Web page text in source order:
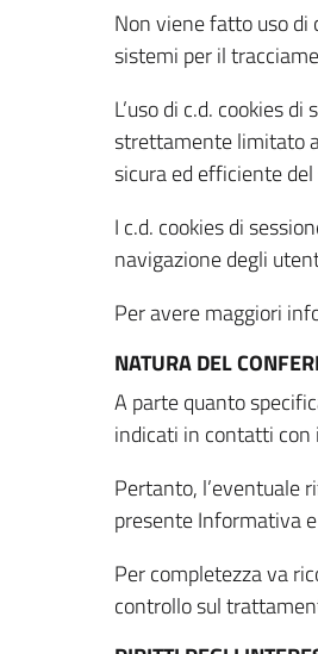
Non viene fatto uso di
sistemi per il
L’uso di c.d. cookies
strettamente limitato
sicura ed efficiente
I c.d. cookies di
navigazione degli
Per avere maggiori
NATURA DEL
A parte quanto
indicati in contatti con
Pertanto, l’eventuale
presente Informativa
Per completezza va
controllo sul